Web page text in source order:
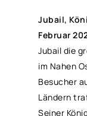
Jubail,
Februar
Jubail die
im Nahen
Besucher
Ländern
Seiner